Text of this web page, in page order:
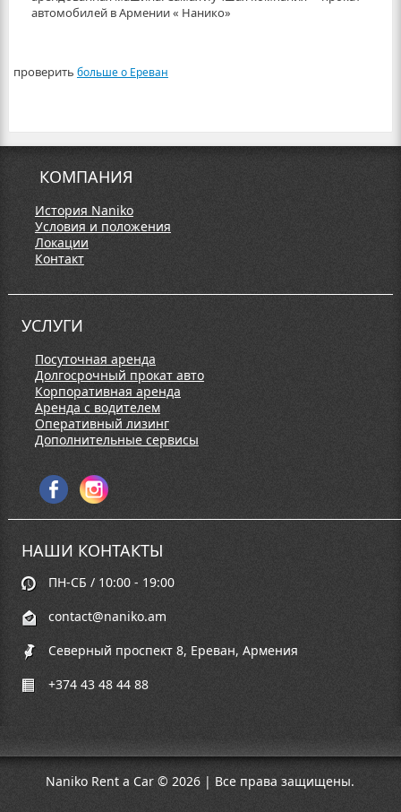
автомобилей в Армении « Нанико»
проверить больше о Ереван
КОМПАНИЯ
История Naniko
Условия и положения
Локации
Контакт
УСЛУГИ
Посуточная аренда
Долгосрочный прокат авто
Корпоративная аренда
Аренда с водителем
Оперативный лизинг
Дополнительные сервисы
НАШИ КОНТАКТЫ
ПН-СБ / 10:00 - 19:00
contact@naniko.am
Северный проспект 8, Ереван, Армения
+374 43 48 44 88
Naniko Rent a Car © 2026 | Все права защищены.